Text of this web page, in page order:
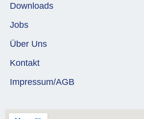
Downloads
Jobs
Über Uns
Kontakt
Impressum/AGB